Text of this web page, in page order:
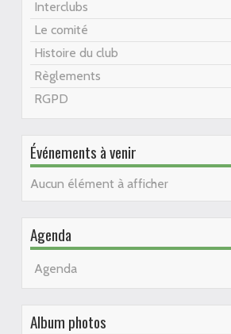
Interclubs
Le comité
Histoire du club
Règlements
RGPD
Événements à venir
Aucun élément à afficher
Agenda
Agenda
Album photos